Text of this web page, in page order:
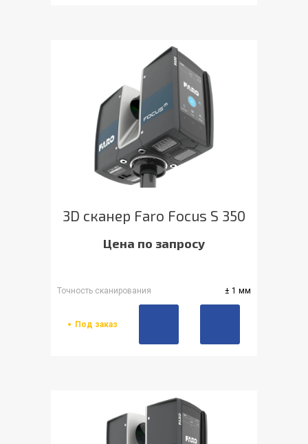
3D сканер Faro Focus S 350
Цена по запросу
Точность сканирования ± 1 мм
Под заказ